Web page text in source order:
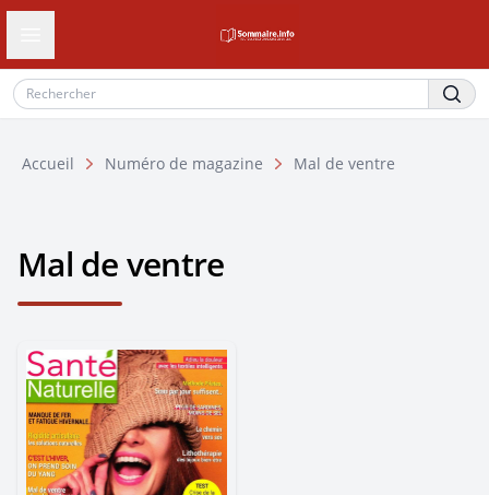
Ouvrir le tiroir de navigation
Accueil Numéro de magazine Mal de ventre
Mal de ventre